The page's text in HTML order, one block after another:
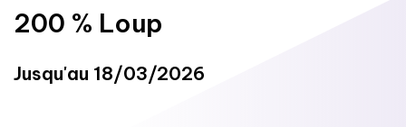
200 % Loup
Jusqu'au 18/03/2026